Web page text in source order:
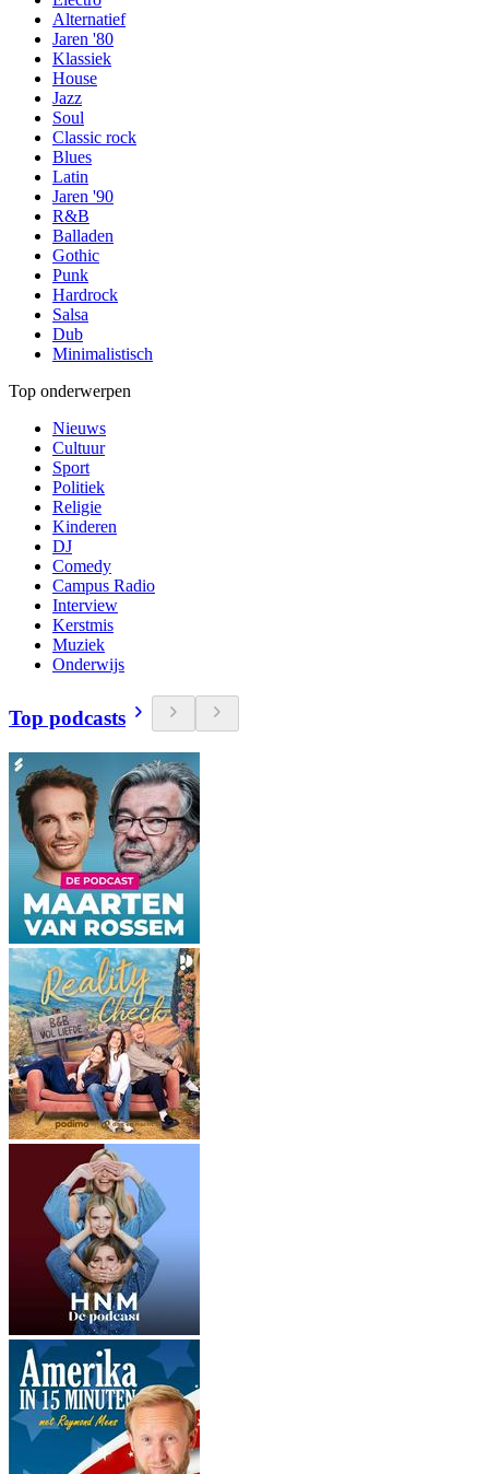
Alternatief
Jaren '80
Klassiek
House
Jazz
Soul
Classic rock
Blues
Latin
Jaren '90
R&B
Balladen
Gothic
Punk
Hardrock
Salsa
Dub
Minimalistisch
Top onderwerpen
Nieuws
Cultuur
Sport
Politiek
Religie
Kinderen
DJ
Comedy
Campus Radio
Interview
Kerstmis
Muziek
Onderwijs
Top podcasts